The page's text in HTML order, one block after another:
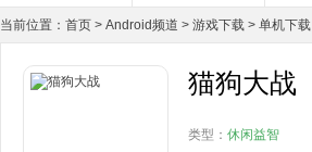
当前位置： 首页 > Android频道 > 游戏下载 > 单机下载
猫狗大战
类型： 休闲益智